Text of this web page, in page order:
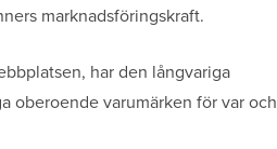
marknadsföringskraft.
har den långvariga
oberoende varumärken för var och